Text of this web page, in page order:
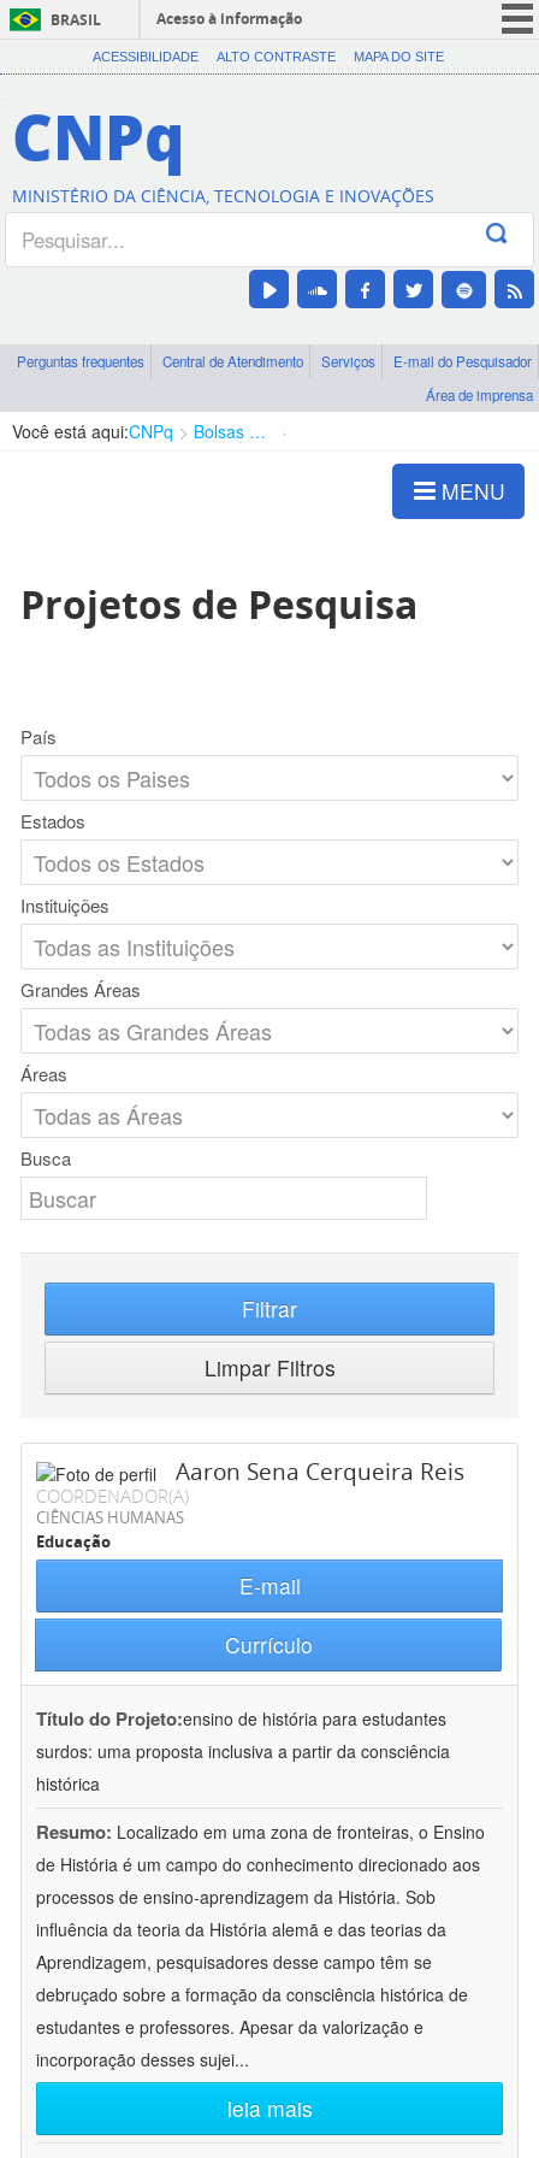
BRASIL
Acesso à informação
CORONAVÍRUS (COVID-19)
Canais
ACESSIBILIDADE ALTO CONTRASTE MAPA DO SITE
CNPq
MINISTÉRIO DA CIÊNCIA, TECNOLOGIA E INOVAÇÕES
Perguntas frequentes Central de Atendimento Serviços
E-mail do Pesquisador
Área de imprensa
Você está aqui:CNPq Bolsas e Auxílios Vigentes
MENU
Projetos de Pesquisa
País
Estados
Instituições
Grandes Áreas
Áreas
Busca
Filtrar
Limpar Filtros
Aaron Sena Cerqueira Reis
COORDENADOR(A)
CIÊNCIAS HUMANAS
Educação
E-mail
Currículo
Título do Projeto:ensino de história para estudantes
surdos: uma proposta inclusiva a partir da consciência
histórica
Resumo: Localizado em uma zona de fronteiras, o Ensino
de História é um campo do conhecimento direcionado aos
processos de ensino-aprendizagem da História. Sob
influência da teoria da História alemã e das teorias da
Aprendizagem, pesquisadores desse campo têm se
debruçado sobre a formação da consciência histórica de
estudantes e professores. Apesar da valorização e
incorporação desses sujei...
leia mais